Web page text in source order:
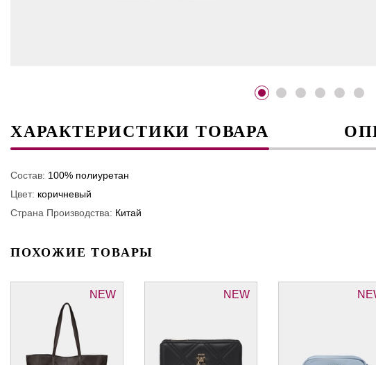
ХАРАКТЕРИСТИКИ ТОВАРА
Состав: 100% полиуретан
Цвет: коричневый
Страна Производства: Китай
ПОХОЖИЕ ТОВАРЫ
NEW NEW